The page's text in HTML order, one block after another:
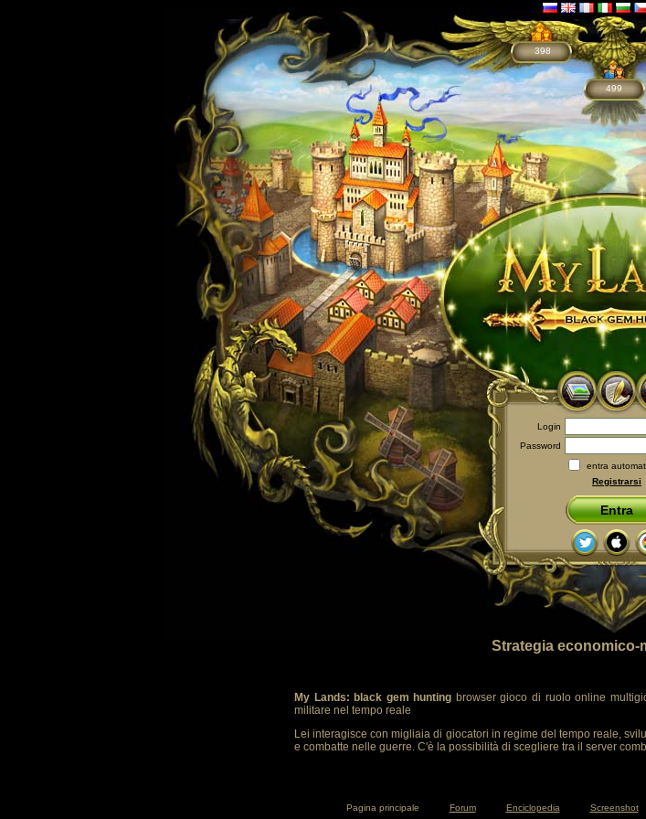
398
499
Login
Password
entra
Registrarsi
Entra
Strategia economico-
My Lands: black gem hunting browser gioco di ruolo online
militare nel tempo reale
Lei interagisce con migliaia di giocatori in regime del tempo reale,
e combatte nelle guerre. C'è la possibilità di scegliere tra il server
Pagina principale Forum Enciclopedia Screenshot